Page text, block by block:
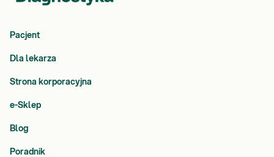
Pacjent
Dla lekarza
Strona korporacyjna
e-Sklep
Blog
Poradnik